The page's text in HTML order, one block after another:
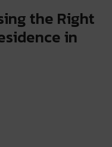
the Right
in